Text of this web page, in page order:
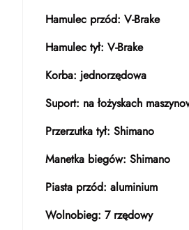
Hamulec przód: V-Brake
Hamulec tył: V-Brake
Korba: jednorzędowa
Suport: na łożyskach
Przerzutka tył: Shimano
Manetka biegów: Shimano
Piasta przód: aluminium
Wolnobieg: 7 rzędowy